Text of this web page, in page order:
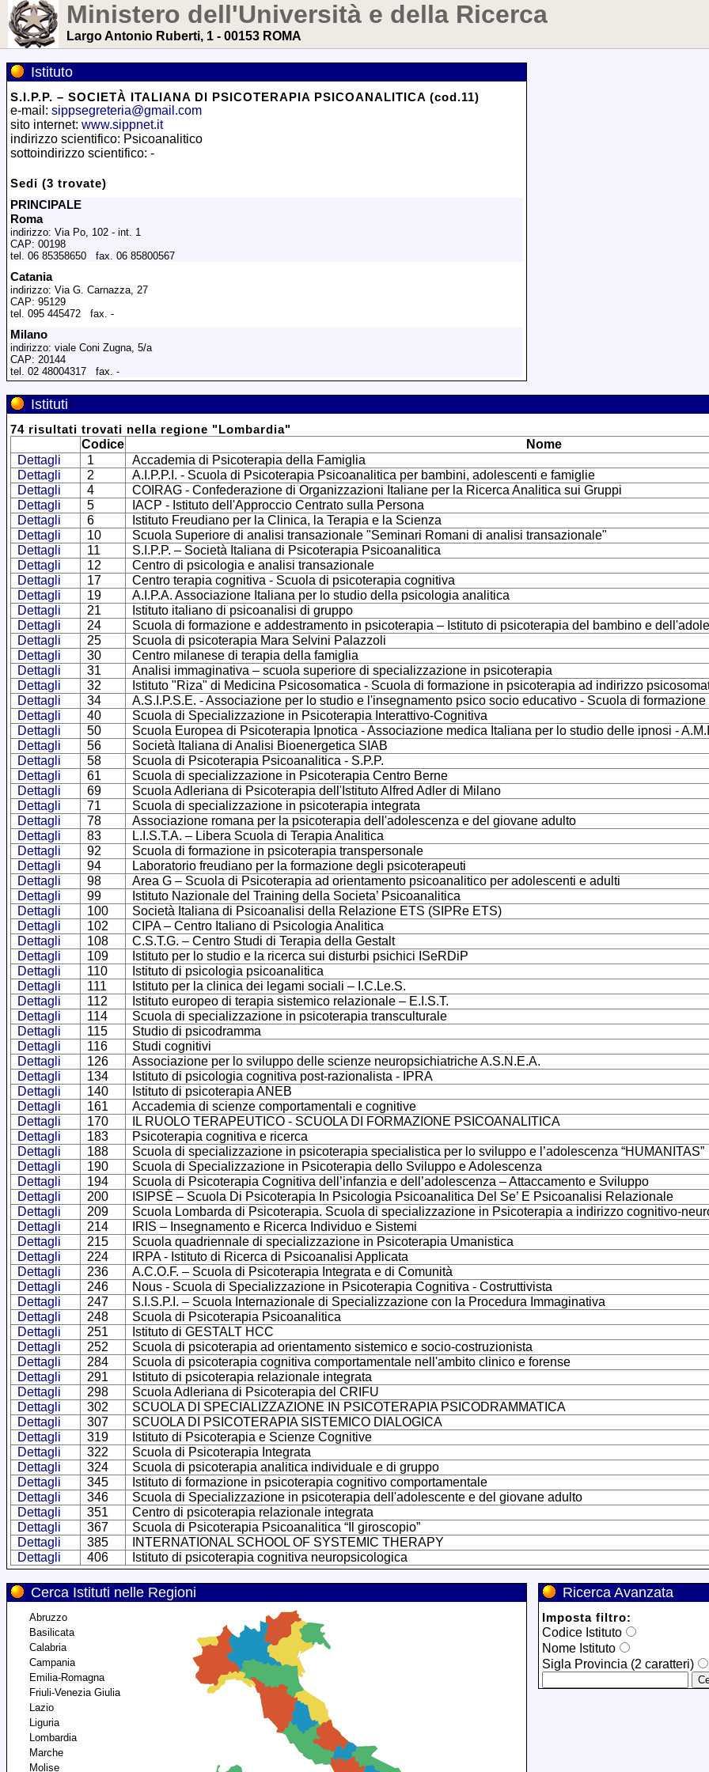
Ministero dell'Università e della Ricerca
Largo Antonio Ruberti, 1 - 00153 ROMA
Istituto
S.I.P.P. – SOCIETÀ ITALIANA DI PSICOTERAPIA PSICOANALITICA (cod.11)
e-mail: sippsegreteria@gmail.com
sito internet: www.sippnet.it
indirizzo scientifico: Psicoanalitico
sottoindirizzo scientifico: -
Sedi (3 trovate)
PRINCIPALE
Roma
indirizzo: Via Po, 102 - int. 1
CAP: 00198
tel. 06 85358650 fax. 06 85800567
Catania
indirizzo: Via G. Carnazza, 27
CAP: 95129
tel. 095 445472 fax. -
Milano
indirizzo: viale Coni Zugna, 5/a
CAP: 20144
tel. 02 48004317 fax. -
Istituti
74 risultati trovati nella regione "Lombardia"
Codice
Nome
Dettagli
1
Accademia di Psicoterapia della Famiglia
Dettagli
2
A.I.P.P.I. - Scuola di Psicoterapia Psicoanalitica per bambini, adolescenti e famiglie
Dettagli
4
COIRAG - Confederazione di Organizzazioni Italiane per la Ricerca Analitica sui Gruppi
Dettagli
5
IACP - Istituto dell'Approccio Centrato sulla Persona
Dettagli
6
Istituto Freudiano per la Clinica, la Terapia e la Scienza
Dettagli
10
Scuola Superiore di analisi transazionale "Seminari Romani di analisi transazionale"
Dettagli
11
S.I.P.P. – Società Italiana di Psicoterapia Psicoanalitica
Dettagli
12
Centro di psicologia e analisi transazionale
Dettagli
17
Centro terapia cognitiva - Scuola di psicoterapia cognitiva
Dettagli
19
A.I.P.A. Associazione Italiana per lo studio della psicologia analitica
Dettagli
21
Istituto italiano di psicoanalisi di gruppo
Dettagli
24
Scuola di formazione e addestramento in psicoterapia – Istituto di psicoterapia del bambino e
Dettagli
25
Scuola di psicoterapia Mara Selvini Palazzoli
Dettagli
30
Centro milanese di terapia della famiglia
Dettagli
31
Analisi immaginativa – scuola superiore di specializzazione in psicoterapia
Dettagli
32
Istituto "Riza" di Medicina Psicosomatica - Scuola di formazione in psicoterapia ad indirizzo
Dettagli
34
A.S.I.P.S.E. - Associazione per lo studio e l'insegnamento psico socio educativo - Scuola di
Dettagli
40
Scuola di Specializzazione in Psicoterapia Interattivo-Cognitiva
Dettagli
50
Scuola Europea di Psicoterapia Ipnotica - Associazione medica Italiana per lo studio delle ipnosi -
Dettagli
56
Società Italiana di Analisi Bioenergetica SIAB
Dettagli
58
Scuola di Psicoterapia Psicoanalitica - S.P.P.
Dettagli
61
Scuola di specializzazione in Psicoterapia Centro Berne
Dettagli
69
Scuola Adleriana di Psicoterapia dell'Istituto Alfred Adler di Milano
Dettagli
71
Scuola di specializzazione in psicoterapia integrata
Dettagli
78
Associazione romana per la psicoterapia dell'adolescenza e del giovane adulto
Dettagli
83
L.I.S.T.A. – Libera Scuola di Terapia Analitica
Dettagli
92
Scuola di formazione in psicoterapia transpersonale
Dettagli
94
Laboratorio freudiano per la formazione degli psicoterapeuti
Dettagli
98
Area G – Scuola di Psicoterapia ad orientamento psicoanalitico per adolescenti e adulti
Dettagli
99
Istituto Nazionale del Training della Societa’ Psicoanalitica
Dettagli
100
Società Italiana di Psicoanalisi della Relazione ETS (SIPRe ETS)
Dettagli
102
CIPA – Centro Italiano di Psicologia Analitica
Dettagli
108
C.S.T.G. – Centro Studi di Terapia della Gestalt
Dettagli
109
Istituto per lo studio e la ricerca sui disturbi psichici ISeRDiP
Dettagli
110
Istituto di psicologia psicoanalitica
Dettagli
111
Istituto per la clinica dei legami sociali – I.C.Le.S.
Dettagli
112
Istituto europeo di terapia sistemico relazionale – E.I.S.T.
Dettagli
114
Scuola di specializzazione in psicoterapia transculturale
Dettagli
115
Studio di psicodramma
Dettagli
116
Studi cognitivi
Dettagli
126
Associazione per lo sviluppo delle scienze neuropsichiatriche A.S.N.E.A.
Dettagli
134
Istituto di psicologia cognitiva post-razionalista - IPRA
Dettagli
140
Istituto di psicoterapia ANEB
Dettagli
161
Accademia di scienze comportamentali e cognitive
Dettagli
170
IL RUOLO TERAPEUTICO - SCUOLA DI FORMAZIONE PSICOANALITICA
Dettagli
183
Psicoterapia cognitiva e ricerca
Dettagli
188
Scuola di specializzazione in psicoterapia specialistica per lo sviluppo e l’adolescenza “HUMANITAS”
Dettagli
190
Scuola di Specializzazione in Psicoterapia dello Sviluppo e Adolescenza
Dettagli
194
Scuola di Psicoterapia Cognitiva dell’infanzia e dell’adolescenza – Attaccamento e Sviluppo
Dettagli
200
ISIPSÈ – Scuola Di Psicoterapia In Psicologia Psicoanalitica Del Se’ E Psicoanalisi Relazionale
Dettagli
209
Scuola Lombarda di Psicoterapia. Scuola di specializzazione in Psicoterapia a indirizzo cognitivo-
Dettagli
214
IRIS – Insegnamento e Ricerca Individuo e Sistemi
Dettagli
215
Scuola quadriennale di specializzazione in Psicoterapia Umanistica
Dettagli
224
IRPA - Istituto di Ricerca di Psicoanalisi Applicata
Dettagli
236
A.C.O.F. – Scuola di Psicoterapia Integrata e di Comunità
Dettagli
246
Nous - Scuola di Specializzazione in Psicoterapia Cognitiva - Costruttivista
Dettagli
247
S.I.S.P.I. – Scuola Internazionale di Specializzazione con la Procedura Immaginativa
Dettagli
248
Scuola di Psicoterapia Psicoanalitica
Dettagli
251
Istituto di GESTALT HCC
Dettagli
252
Scuola di psicoterapia ad orientamento sistemico e socio-costruzionista
Dettagli
284
Scuola di psicoterapia cognitiva comportamentale nell'ambito clinico e forense
Dettagli
291
Istituto di psicoterapia relazionale integrata
Dettagli
298
Scuola Adleriana di Psicoterapia del CRIFU
Dettagli
302
SCUOLA DI SPECIALIZZAZIONE IN PSICOTERAPIA PSICODRAMMATICA
Dettagli
307
SCUOLA DI PSICOTERAPIA SISTEMICO DIALOGICA
Dettagli
319
Istituto di Psicoterapia e Scienze Cognitive
Dettagli
322
Scuola di Psicoterapia Integrata
Dettagli
324
Scuola di psicoterapia analitica individuale e di gruppo
Dettagli
345
Istituto di formazione in psicoterapia cognitivo comportamentale
Dettagli
346
Scuola di Specializzazione in psicoterapia dell'adolescente e del giovane adulto
Dettagli
351
Centro di psicoterapia relazionale integrata
Dettagli
367
Scuola di Psicoterapia Psicoanalitica “Il giroscopio”
Dettagli
385
INTERNATIONAL SCHOOL OF SYSTEMIC THERAPY
Dettagli
406 Istituto di psicoterapia cognitiva neuropsicologica
Cerca Istituti nelle Regioni
Abruzzo
Basilicata
Calabria
Campania
Emilia-Romagna
Friuli-Venezia Giulia
Lazio
Liguria
Lombardia
Marche
Molise
Ricerca Avanzata
Imposta filtro:
Codice Istituto
Nome Istituto
Sigla Provincia (2 caratteri)